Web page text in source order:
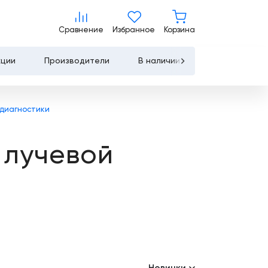
Сравнение
Сравнение
Избранное Корзина
Производители В наличии